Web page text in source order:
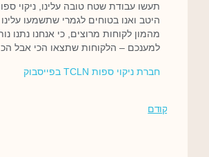
תעשו עבודת שטח טובה עלינו, ניקוי
היטב ואנו בטוחים לגמרי שתשמעו
מהמון לקוחות מרוצים, כי אנחנו נתנו
למענכם – הלקוחות שתצאו הכי אבל
חברת ניקוי ספות TCLN בפייסבוק
קודם